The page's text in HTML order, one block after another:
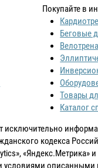
Покупайте в
Беговые
Товары
Каталог
кодекса
«Яндекс.Метрика»